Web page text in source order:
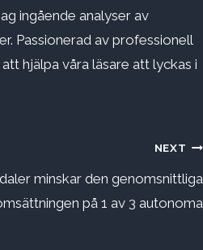
ingående analyser av
Passionerad av professionell
hjälpa våra läsare att lyckas i
NEXT
minskar den genomsnittliga
på 1 av 3 autonoma